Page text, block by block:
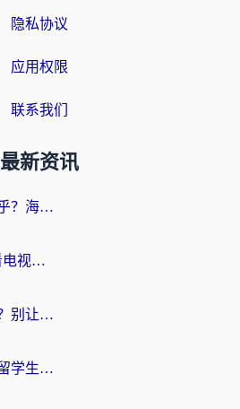
隐私协议
应用权限
联系我们
最新资讯
国外可以看央视影音吗知乎？海外党亲测有效的回国加速方案
海外党必看：选对“海外看电视剧软件”，再也不用愁国内剧刷不了
国外如何听国内音乐软件？别让地域限制，断了你的中文歌单
海外哪里能看奥运直播？留学生&海外华人必看的体育赛事观赛终极指南